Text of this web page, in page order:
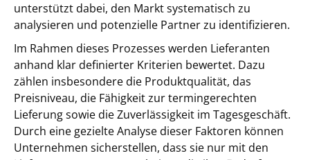
unterstützt dabei, den Markt systematisch zu
analysieren und potenzielle Partner zu identifizieren.
Im Rahmen dieses Prozesses werden Lieferanten
anhand klar definierter Kriterien bewertet. Dazu
zählen insbesondere die Produktqualität, das
Preisniveau, die Fähigkeit zur termingerechten
Lieferung sowie die Zuverlässigkeit im Tagesgeschäft.
Durch eine gezielte Analyse dieser Faktoren können
Unternehmen sicherstellen, dass sie nur mit den